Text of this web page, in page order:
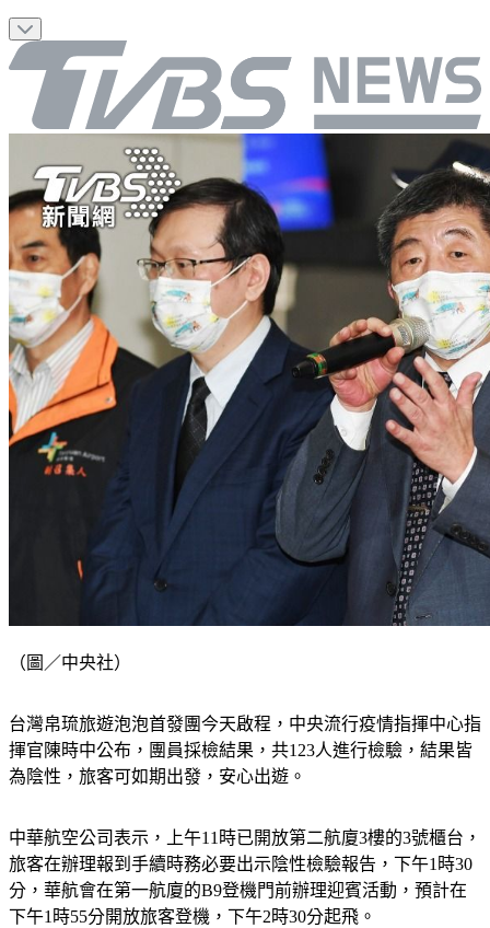
（圖／中央社）
台灣帛琉旅遊泡泡首發團今天啟程，中央流行疫情指揮中心指
揮官陳時中公布，團員採檢結果，共123人進行檢驗，結果皆
為陰性，旅客可如期出發，安心出遊。
中華航空公司表示，上午11時已開放第二航廈3樓的3號櫃台，
旅客在辦理報到手續時務必要出示陰性檢驗報告，下午1時30
分，華航會在第一航廈的B9登機門前辦理迎賓活動，預計在
下午1時55分開放旅客登機，下午2時30分起飛。